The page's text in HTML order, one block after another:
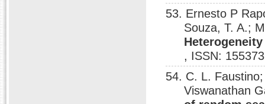
53. Ernesto P
Souza, T. A.;
, ISSN:
54. C. L.
Viswanathan